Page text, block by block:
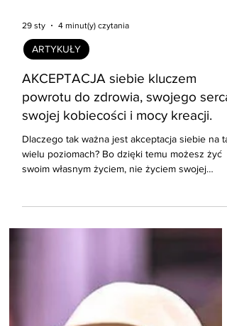
29 sty 4 minut(y) czytania
AKCEPTACJA siebie kluczem
powrotu do zdrowia, swojego serca,
swojej kobiecości i mocy kreacji.
Dlaczego tak ważna jest akceptacja siebie na
wielu poziomach? Bo dzięki temu możesz żyć
mamy, nie za nią, nie dla niej, nie tak jak ona.